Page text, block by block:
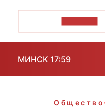
МИНСК 17:59
Общество